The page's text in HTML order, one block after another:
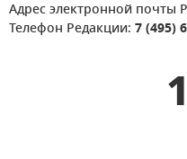
Адрес электронной почты
Телефон Редакции: 7 (495)